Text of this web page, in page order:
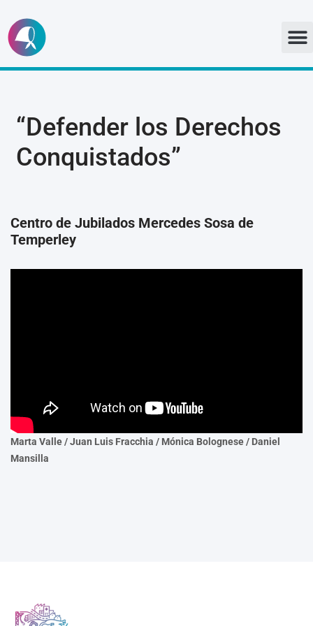
Ir
al
“Defender los Derechos
Conquistados”
Centro de Jubilados Mercedes Sosa de
Temperley
Marta Valle / Juan Luis Fracchia / Mónica Bolognese / Daniel
Mansilla